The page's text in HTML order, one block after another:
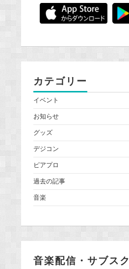
カテゴリー
イベント
お知らせ
グッズ
デジコン
ピアプロ
過去の記事
音楽
音楽配信・サブスク